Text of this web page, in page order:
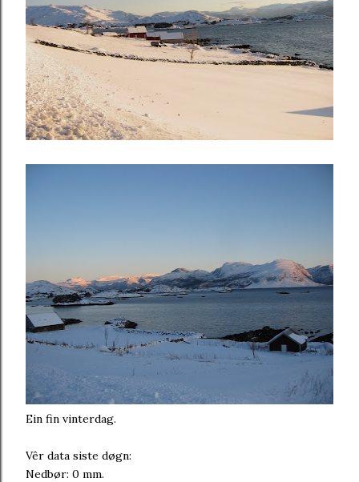
Ein fin vinterdag.
Vêr data siste døgn:
Nedbør: 0 mm.